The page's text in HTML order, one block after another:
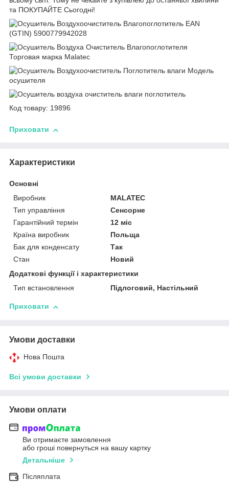
та ПОКУПАЙТЕ Сьогодні!
Код товару: 19896
Приховати
Характеристики
Основні
Виробник
MALATEC
Тип управління
Сенсорне
Гарантійний термін
12 міс
Країна виробник
Польща
Бак для конденсату
Так
Стан
Новий
Додаткові функції і характеристики
Тип встановлення
Підлоговий, Настільний
Приховати
Умови доставки
Нова Пошта
Всі умови доставки
Умови оплати
Ви отримаєте замовлення
або гроші повернуться на вашу картку
Детальніше
Післяплата